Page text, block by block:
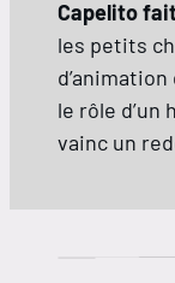
Capelito
les petits
le rôle d’un
vainc un